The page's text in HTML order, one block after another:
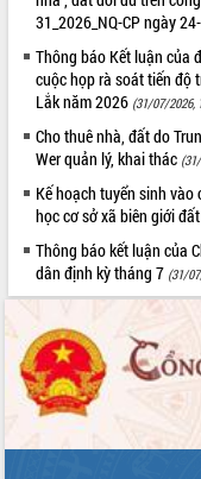
Triết thăm, tặng quà người
cách mạng
Rà soát, hoàn thiện hệ thống
văn hóa, thể thao đáp ứng
Thường trực HĐND tỉnh Đắk
mặt Đoàn chuyên gia y tế TP.
Minh
Lễ truy điệu và an táng hài
tại Nghĩa trang Liệt sĩ xã Sơn
Bàn giải pháp tháo gỡ khó
xuất khẩu sầu riêng và triển
định EUDR
Thứ trưởng Bộ Nông nghiệp
trường Nguyễn Hoàng Hiệp
vùng trồng và doanh nghiệp
sầu riêng tại Đắk Lắk
LIÊN KẾT WEB
THỐNG KÊ TRUY CẬP
Hôm nay: 12680
Tất cả: 66098348
31_2026_NQ-CP ngày
Thông báo Kết luận của
cuộc họp rà soát tiến độ
Lắk năm 2026 (31/07/2026,
Cho thuê nhà, đất do
Wer quản lý, khai thác
Kế hoạch tuyển sinh
học cơ sở xã biên giới
Thông báo kết luận của
dân định kỳ tháng 7 (31/